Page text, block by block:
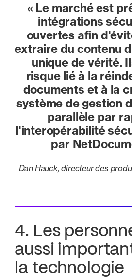
« Le marché est
intégrations
ouvertes afin
extraire du contenu
unique de vérité.
risque lié à la
documents et à la
système de gestion
parallèle par
l'interopérabilité
par
Dan Hauck, directeur des
4. Les
aussi
la technologie